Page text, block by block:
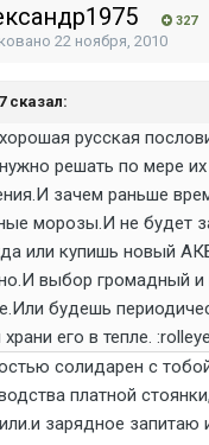
327
22 ноября, 2010
сказал:
русская
решать по мере их
зачем раньше
морозы.И не будет
или купишь новый
выбор громадный
будешь
его в тепле.
солидарен с
платной
зарядное запитаю